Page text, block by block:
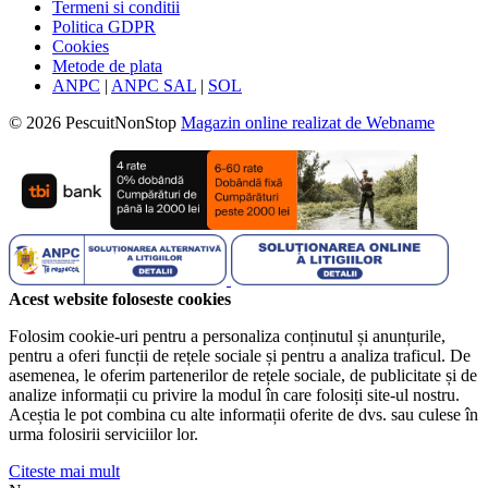
Termeni si conditii
Politica GDPR
Cookies
Metode de plata
ANPC | ANPC SAL | SOL
© 2026 PescuitNonStop Magazin online realizat de Webname
Acest website foloseste cookies
Folosim cookie-uri pentru a personaliza conținutul și anunțurile,
pentru a oferi funcții de rețele sociale și pentru a analiza traficul. De
asemenea, le oferim partenerilor de rețele sociale, de publicitate și de
analize informații cu privire la modul în care folosiți site-ul nostru.
Aceștia le pot combina cu alte informații oferite de dvs. sau culese în
urma folosirii serviciilor lor.
Citeste mai mult